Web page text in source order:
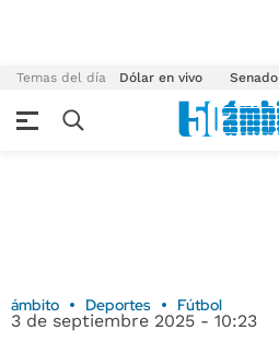
Temas del día Dólar en vivo Senado
ámbito Deportes Fútbol
3 de septiembre 2025 - 10:23